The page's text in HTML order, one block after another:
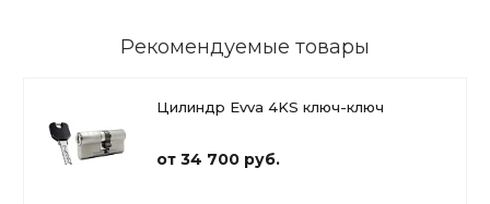
Рекомендуемые товары
Цилиндр Evva 4KS ключ-ключ
от 34 700 руб.